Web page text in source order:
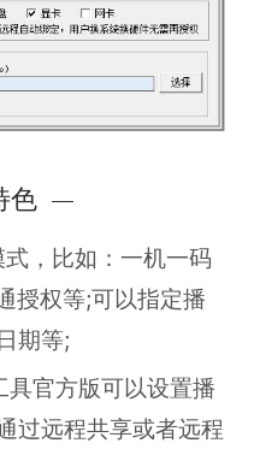
色
，比如：一机一码
授权等;可以指定播
期等;
官方版可以设置播
过远程共享或者远程